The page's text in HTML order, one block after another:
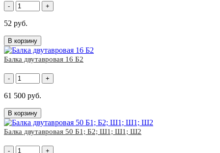
- +
52 руб.
В корзину
Балка двутавровая 16 Б2
- +
61 500 руб.
В корзину
Балка двутавровая 50 Б1; Б2; Ш1; Ш1; Ш2
- +